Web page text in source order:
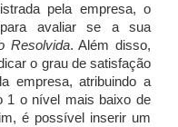
pela empresa, o
avaliar se a sua
Resolvida. Além disso,
o grau de satisfação
empresa, atribuindo a
1 o nível mais baixo de
é possível inserir um